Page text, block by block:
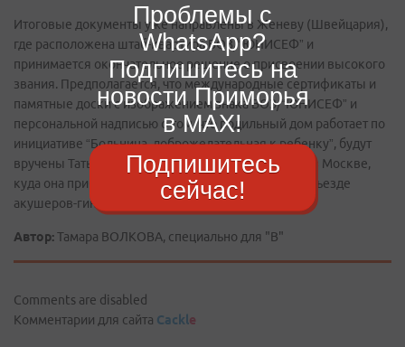
Итоговые документы уже направлены в Женеву (Швейцария),
где расположена штаб-квартира ВОЗ/“ЮНИСЕФ” и
принимается окончательное решение о присвоении высокого
звания. Предполагается, что международные сертификаты и
памятные доски с изображением знака ВОЗ/“ЮНИСЕФ” и
персональной надписью о том, что родильный дом работает по
инициативе “Больница, доброжелательная к ребенку”, будут
вручены Татьяне Бурмистровой в конце сентября в Москве,
куда она прибудет для участия во всероссийском съезде
акушеров-гинекологов.
Автор:Тамара ВОЛКОВА, специально для "В"
Comments are disabled
Комментарии для сайта Cackle
Проблемы с
WhatsApp?
Подпишитесь на
новости Приморья
в MAX!
Подпишитесь
сейчас!